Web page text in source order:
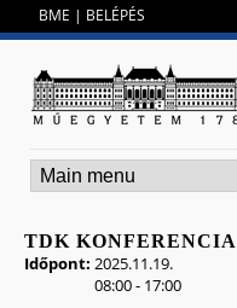
BME | BELÉPÉS
TDK KONFERENCIA
Időpont: 2025.11.19.
08:00- 17:00